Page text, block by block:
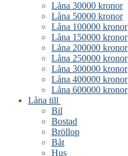
Låna 30000 kronor
Låna 50000 kronor
Låna 100000 kronor
Låna 150000 kronor
Låna 200000 kronor
Låna 250000 kronor
Låna 300000 kronor
Låna 400000 kronor
Låna 600000 kronor
Låna till
Bil
Bostad
Bröllop
Båt
Hus